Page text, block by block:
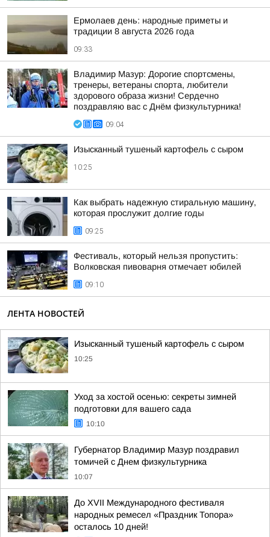
Ермолаев день: народные приметы и
традиции 8 августа 2026 года
09:33
Владимир Мазур: Дорогие спортсмены,
тренеры, ветераны спорта, любители
здорового образа жизни! Сердечно
поздравляю вас с Днём физкультурника!
09:04
Изысканный тушеный картофель с сыром
10:25
Как выбрать надежную стиральную машину,
которая прослужит долгие годы
09:25
Фестиваль, который нельзя пропустить:
Волковская пивоварня отмечает юбилей
09:10
ЛЕНТА НОВОСТЕЙ
Изысканный тушеный картофель с сыром
10:25
Уход за хостой осенью: секреты зимней
подготовки для вашего сада
10:10
Губернатор Владимир Мазур поздравил
томичей с Днем физкультурника
10:07
До XVII Международного фестиваля
народных ремесел «Праздник Топора»
осталось 10 дней!